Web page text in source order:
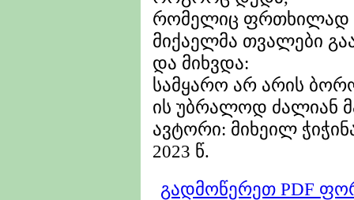
რომელიც ფრთხილად
მიქაელმა თვალები
და მიხვდა:
სამყარო არ არის
ის უბრალოდ ძალიან
ავტორი: მიხეილ
2023 წ.
გადმოწერეთ PDF